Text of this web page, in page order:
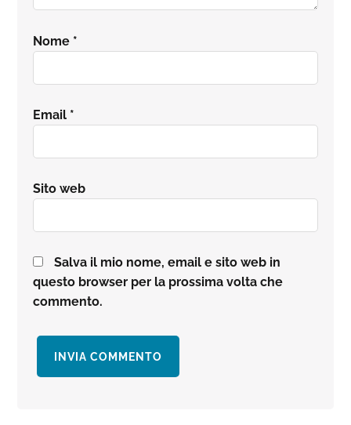
Nome *
Email *
Sito web
Salva il mio nome, email e sito web in
questo browser per la prossima volta che
commento.